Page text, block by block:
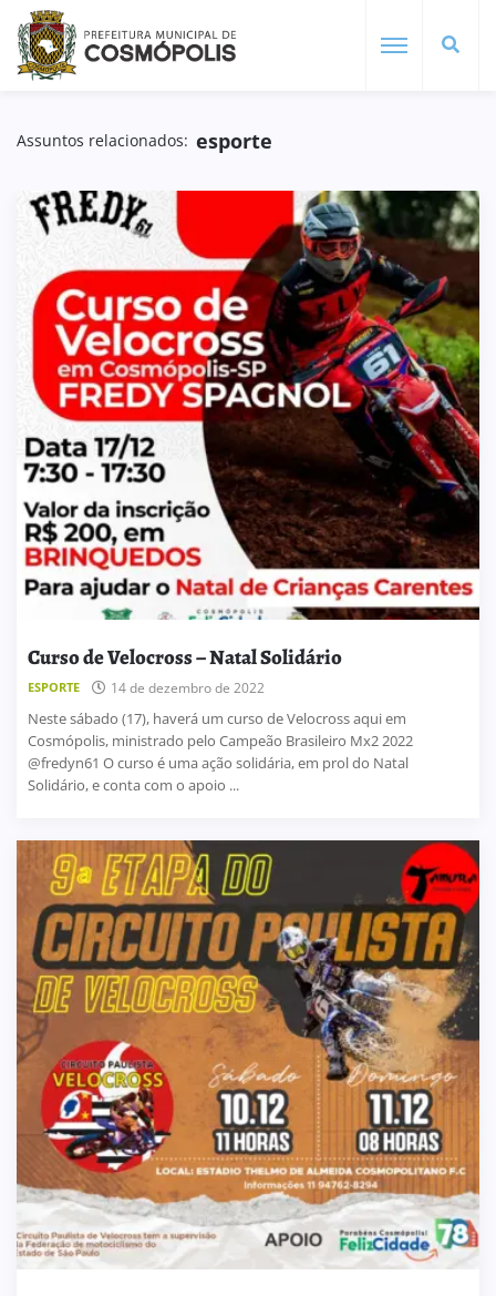
Assuntos relacionados: esporte
Curso de Velocross – Natal Solidário
ESPORTE 14 de dezembro de 2022
Neste sábado (17), haverá um curso de Velocross aqui em
Cosmópolis, ministrado pelo Campeão Brasileiro Mx2 2022
@fredyn61 O curso é uma ação solidária, em prol do Natal
Solidário, e conta com o apoio ...